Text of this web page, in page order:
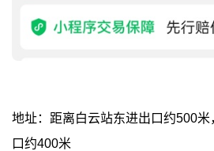
地址：距离白云站东进出口约500
口约400米